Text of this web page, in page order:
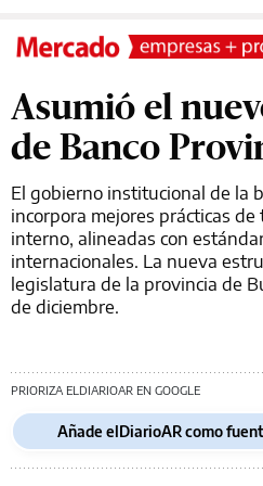
Asumió el
de Banco
El gobierno institucional de la
incorpora mejores prácticas
interno, alineadas con
internacionales. La nueva
legislatura de la provincia de
de diciembre.
PRIORIZA ELDIARIOAR EN GOOGLE
Añade elDiarioAR como